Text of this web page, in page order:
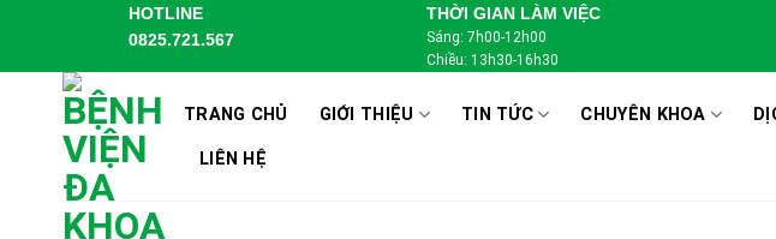
content
HOTLINE
0825.721.567
THỜI GIAN LÀM VIỆC
Sáng: 7h00-12h00
Chiều: 13h30-16h30
TRANG CHỦ GIỚI THIỆU TIN TỨC CHUYÊN KHOA
LIÊN HỆ